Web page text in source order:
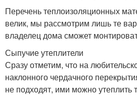
Перечень теплоизоляционных
велик, мы рассмотрим лишь те
владелец дома сможет
Сыпучие утеплители
Сразу отметим, что на
наклонного чердачного
не подходят, ими можно утеплить